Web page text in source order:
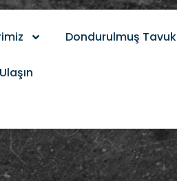
Dondurulmuş Tavuk